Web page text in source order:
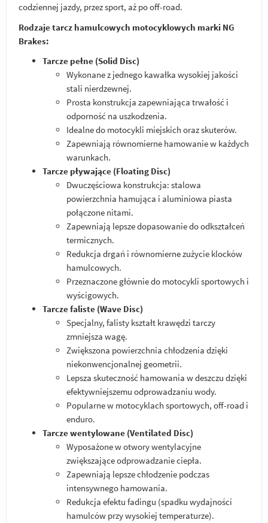
codziennej jazdy, przez sport, aż po off-road.
Rodzaje tarcz hamulcowych motocyklowych marki NG
Brakes:
Tarcze pełne (Solid Disc)
Wykonane z jednego kawałka wysokiej jakości
stali nierdzewnej.
Prosta konstrukcja zapewniająca trwałość i
odporność na uszkodzenia.
Idealne do motocykli miejskich oraz skuterów.
Zapewniają równomierne hamowanie w każdych
warunkach.
Tarcze pływające (Floating Disc)
Dwuczęściowa konstrukcja: stalowa
powierzchnia hamująca i aluminiowa piasta
połączone nitami.
Zapewniają lepsze dopasowanie do odkształceń
termicznych.
Redukcja drgań i równomierne zużycie klocków
hamulcowych.
Przeznaczone głównie do motocykli sportowych i
wyścigowych.
Tarcze faliste (Wave Disc)
Specjalny, falisty kształt krawędzi tarczy
zmniejsza wagę.
Zwiększona powierzchnia chłodzenia dzięki
niekonwencjonalnej geometrii.
Lepsza skuteczność hamowania w deszczu dzięki
efektywniejszemu odprowadzaniu wody.
Popularne w motocyklach sportowych, off-road i
enduro.
Tarcze wentylowane (Ventilated Disc)
Wyposażone w otwory wentylacyjne
zwiększające odprowadzanie ciepła.
Zapewniają lepsze chłodzenie podczas
intensywnego hamowania.
Redukcja efektu fadingu (spadku wydajności
hamulców przy wysokiej temperaturze).